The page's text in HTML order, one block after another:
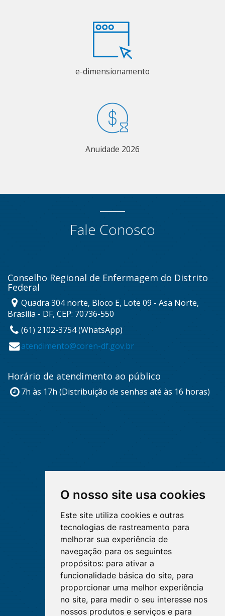
O nosso site usa cookies
Este site utiliza cookies e outras
tecnologias de rastreamento para
melhorar sua experiência de
navegação para os seguintes
propósitos: para ativar a
funcionalidade básica do site, para
proporcionar uma melhor experiência
no site, para medir o seu interesse nos
nossos produtos e serviços e para
e-dimensionamento
Anuidade 2026
Fale Conosco
Conselho Regional de Enfermagem do Distrito
Federal
Quadra 304 norte, Bloco E, Lote 09 - Asa Norte,
Brasília - DF, CEP: 70736-550
(61) 2102-3754 (WhatsApp)
atendimento@coren-df.gov.br
Horário de atendimento ao público
7h às 17h (Distribuição de senhas até às 16 horas)